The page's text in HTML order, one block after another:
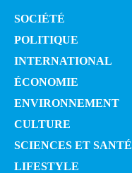
SOCIÉTÉ
POLITIQUE
INTERNATIONAL
ÉCONOMIE
ENVIRONNEMENT
CULTURE
SCIENCES ET SANTÉ
LIFESTYLE